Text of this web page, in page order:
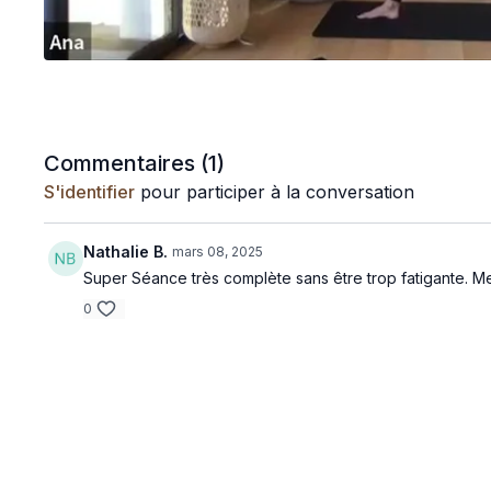
Commentaires (1)
S'identifier pour participer à la conversation
Nathalie B. mars 08, 2025
Super Séance très complète sans être trop fatigante.
0